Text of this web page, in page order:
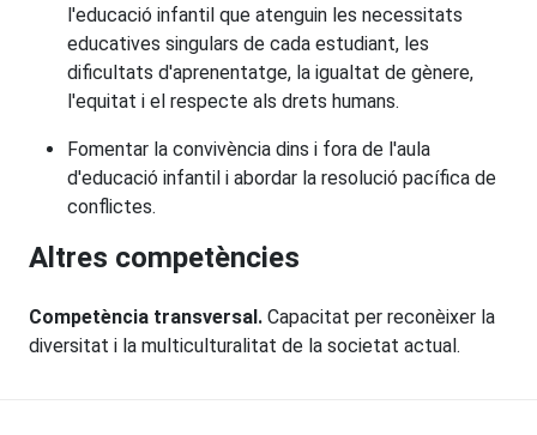
l'educació infantil que atenguin les necessitats
educatives singulars de cada estudiant, les
dificultats d'aprenentatge, la igualtat de gènere,
l'equitat i el respecte als drets humans.
Fomentar la convivència dins i fora de l'aula
d'educació infantil i abordar la resolució pacífica de
conflictes.
Altres competències
Competència transversal. Capacitat per reconèixer la
diversitat i la multiculturalitat de la societat actual.